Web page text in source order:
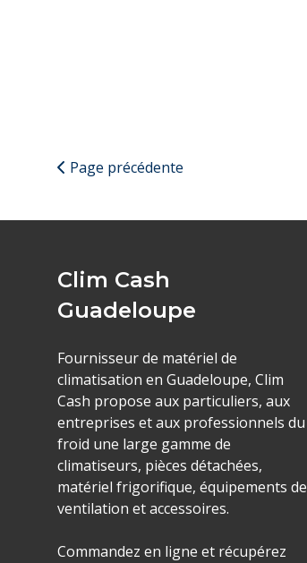
Page précédente
Clim Cash
Guadeloupe
Fournisseur de matériel de
climatisation en Guadeloupe, Clim
Cash propose aux particuliers, aux
entreprises et aux professionnels du
froid une large gamme de
climatiseurs, pièces détachées,
matériel frigorifique, équipements de
ventilation et accessoires.
Commandez en ligne et récupérez